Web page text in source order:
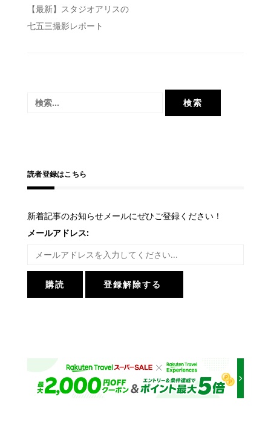
投
稿
ー
ン
【最新】スタジオアリスの
七五三撮影レポート
読者登録はこちら
新着記事のお知らせメールにぜひご登録ください！
メールアドレス: